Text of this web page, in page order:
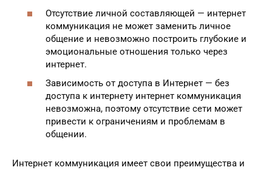
Отсутствие личной составляющей — интернет
коммуникация не может заменить личное
общение и невозможно построить глубокие и
эмоциональные отношения только через
интернет.
Зависимость от доступа в Интернет — без
доступа к интернету интернет коммуникация
невозможна, поэтому отсутствие сети может
привести к ограничениям и проблемам в
общении.
Интернет коммуникация имеет свои преимущества и